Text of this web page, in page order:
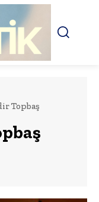
Topbaş